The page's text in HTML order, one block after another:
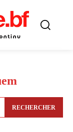
RECHERCHER